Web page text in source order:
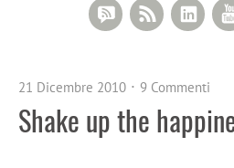
RSS Feed
RSS Comments
21 Dicembre 2010 9 Commenti
Shake up the